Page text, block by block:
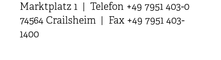
Marktplatz 1 | Telefon +49 7951 403-0
74564 Crailsheim | Fax +49 7951 403-
1400